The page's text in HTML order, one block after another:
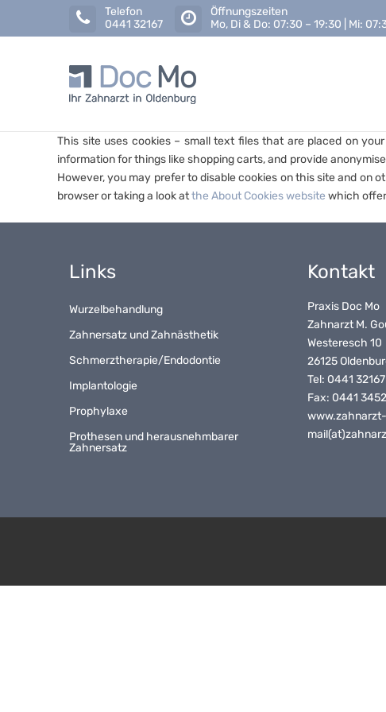
Telefon
0441 32167
Öffnungszeiten
Mo, Di & Do: 07:30 – 19:30 | Mi:
Doc
MoIhre
Oldenburg
This site uses cookies – small text files that are placed on
information for things like shopping carts, and provide
However, you may prefer to disable cookies on this site and on
browser or taking a look atthe About Cookies website which
Links
Wurzelbehandlung
Zahnersatz und Zahnästhetik
Schmerztherapie/Endodontie
Implantologie
Prophylaxe
Prothesen und herausnehmbarer
Zahnersatz
Kontakt
Praxis Doc Mo
Zahnarzt M.
Westeresch 10
26125
Tel: 0441 32167
Fax: 0441